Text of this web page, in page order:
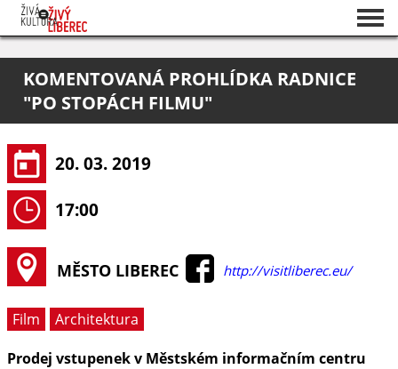
O projektu
Pořadatelé
KOMENTOVANÁ PROHLÍDKA RADNICE
"PO STOPÁCH FILMU"
20. 03. 2019
17:00
MĚSTO LIBEREC http://visitliberec.eu/
Film
Architektura
Prodej vstupenek v Městském informačním centru